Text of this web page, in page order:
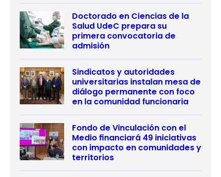
Doctorado en Ciencias de la
Salud UdeC prepara su
primera convocatoria de
admisión
Sindicatos y autoridades
universitarias instalan mesa de
diálogo permanente con foco
en la comunidad funcionaria
Fondo de Vinculación con el
Medio financiará 49 iniciativas
con impacto en comunidades y
territorios